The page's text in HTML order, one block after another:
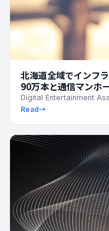
北海道全域でインフ
90万本と通信マンホ
Digital Entertainment
Read→